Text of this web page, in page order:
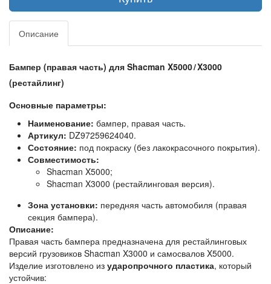
Описание
Бампер (правая часть) для Shacman X5000 / X3000
(рестайлинг)
Основные параметры:
Наименование: бампер, правая часть.
Артикул: DZ97259624040.
Состояние: под покраску (без лакокрасочного покрытия).
Совместимость:
Shacman X5000;
Shacman X3000 (рестайлинговая версия).
Зона установки: передняя часть автомобиля (правая
секция бампера).
Описание:
Правая часть бампера предназначена для рестайлинговых
версий грузовиков Shacman X3000 и самосвалов X5000.
Изделие изготовлено из ударопрочного пластика, который
устойчив: